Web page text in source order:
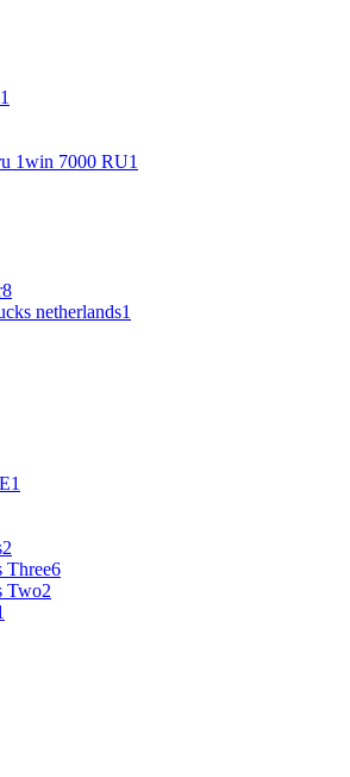
1
1win 7000 RU1
8
netherlands1
1
2
Three6
Two2